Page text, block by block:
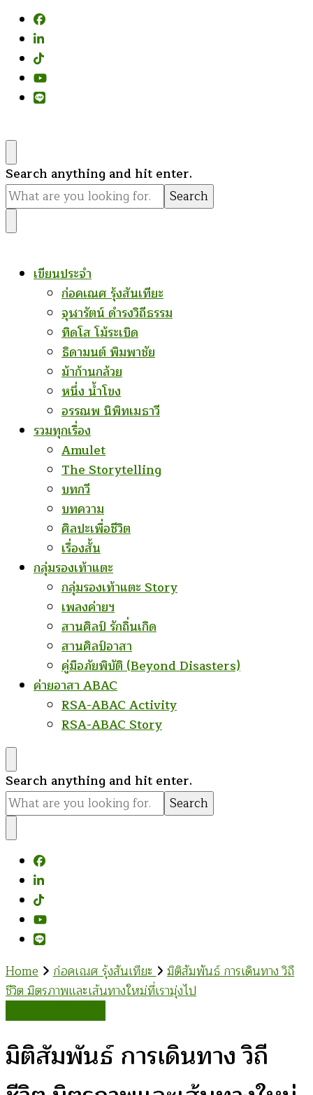
Looking
for
Something?
Search anything and hit enter.
เขียนประจำ
ก่อคเณศ รุ้งสันเทียะ
จุฬารัตน์ ดำรงวิถีธรรม
ทิดโส โม้ระเบิด
ธิดามนต์ พิมพาชัย
ม้าก้านกล้วย
หนึ่ง น้ำโขง
อรรณพ นิพิทเมธาวี
รวมทุกเรื่อง
Amulet
The Storytelling
บทกวี
บทความ
ศิลปะเพื่อชีวิต
เรื่องสั้น
กลุ่มรองเท้าแตะ
กลุ่มรองเท้าแตะ Story
เพลงค่ายฯ
สานศิลป์ รักถิ่นเกิด
สานศิลป์อาสา
คู่มือภัยพิบัติ (Beyond Disasters)
ค่ายอาสา ABAC
RSA-ABAC Activity
RSA-ABAC Story
Looking
for
Something?
Search anything and hit enter.
Home ก่อคเณศ รุ้งสันเทียะ มิติสัมพันธ์ การเดินทาง วิถี
ชีวิต มิตรภาพและเส้นทางใหม่ที่เรามุ่งไป
มิติสัมพันธ์ การเดินทาง วิถี